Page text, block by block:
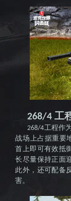
268/4工
268/4工程作
战场上占据重要
首上即可有效抵
长尽量保持正面
此外，还可配备
害。